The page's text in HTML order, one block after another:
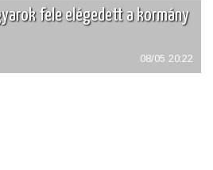
fele elégedett a kormány
08/05 20:22